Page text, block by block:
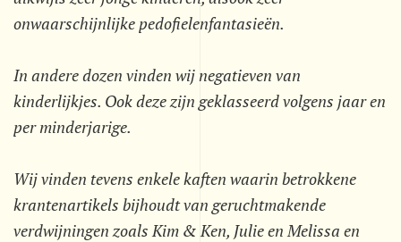
onwaarschijnlijke pedofielenfantasieën.
In andere dozen vinden wij negatieven van
kinderlijkjes. Ook deze zijn geklasseerd volgens jaar en
per minderjarige.
Wij vinden tevens enkele kaften waarin betrokkene
krantenartikels bijhoudt van geruchtmakende
verdwijningen zoals Kim & Ken, Julie en Melissa en